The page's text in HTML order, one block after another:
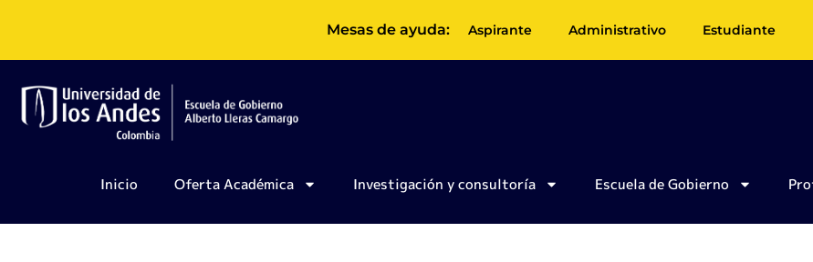
contenido
Mesas de ayuda: Aspirante Administrativo Estudiante
Inicio Oferta Académica Investigación y consultoría Escuela de Gobierno